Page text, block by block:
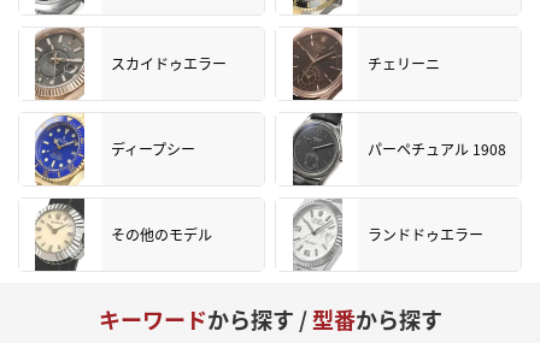
スカイドゥエラー チェリーニ
ディープシー パーペチュアル 1908
その他のモデル ランドドゥエラー
キーワードから探す /型番から探す